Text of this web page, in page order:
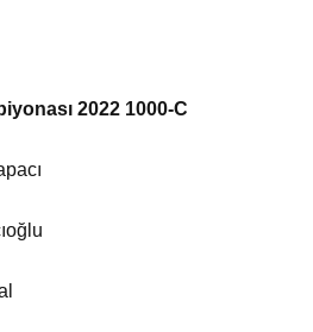
2022 1000-C